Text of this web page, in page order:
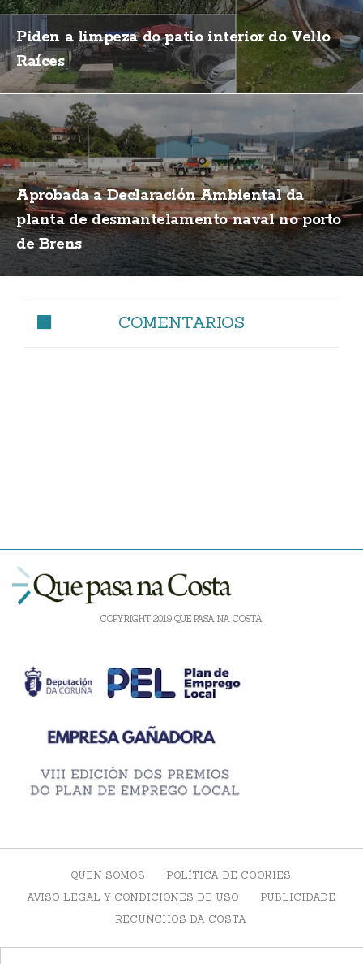
Piden a limpeza do patio interior do Vello
Raíces
Aprobada a Declaración Ambiental da
planta de desmantelamento naval no porto
de Brens
COMENTARIOS
COPYRIGHT 2019 QUE PASA NA COSTA
QUEN SOMOS
POLÍTICA DE COOKIES
AVISO LEGAL Y CONDICIONES DE USO
PUBLICIDADE
RECUNCHOS DA COSTA